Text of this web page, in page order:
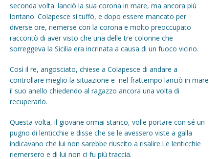
seconda volta: lanciò la sua corona in mare, ma ancora più
lontano. Colapesce si tuffò, e dopo essere mancato per
diverse ore, riemerse con la corona e molto preoccupato
raccontò di aver visto che una delle tre colonne che
sorreggeva la Sicilia era incrinata a causa di un fuoco vicino.
Così il re, angosciato, chiese a Colapesce di andare a
controllare meglio la situazione e nel frattempo lanciò in mare
il suo anello chiedendo al ragazzo ancora una volta di
recuperarlo.
Questa volta, il giovane ormai stanco, volle portare con sé un
pugno di lenticchie e disse che se le avessero viste a galla
indicavano che lui non sarebbe riuscito a risalire.Le lenticchie
riemersero e di lui non ci fu più traccia.